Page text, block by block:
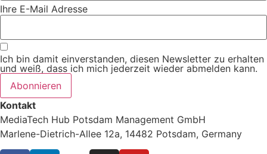
Ihre E-Mail Adresse
Ich bin damit einverstanden, diesen Newsletter zu erhalten
und weiß, dass ich mich jederzeit wieder abmelden kann.
Abonnieren
Kontakt
MediaTech Hub Potsdam Management GmbH
Marlene-Dietrich-Allee 12a, 14482 Potsdam, Germany